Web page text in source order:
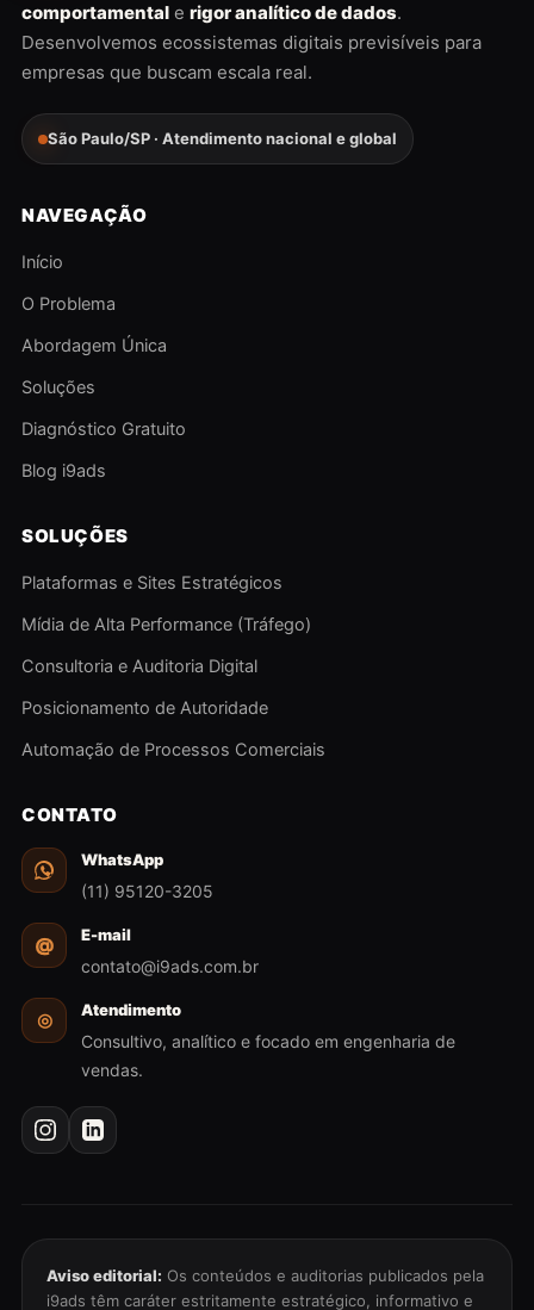
comportamental e rigor analítico de dados.
Desenvolvemos ecossistemas digitais previsíveis para
empresas que buscam escala real.
São Paulo/SP · Atendimento nacional e global
NAVEGAÇÃO
Início
O Problema
Abordagem Única
Soluções
Diagnóstico Gratuito
Blog i9ads
SOLUÇÕES
Plataformas e Sites Estratégicos
Mídia de Alta Performance (Tráfego)
Consultoria e Auditoria Digital
Posicionamento de Autoridade
Automação de Processos Comerciais
CONTATO
WhatsApp
(11) 95120-3205
@ E-mail
contato@i9ads.com.br
◎ Atendimento
Consultivo, analítico e focado em engenharia de
vendas.
Aviso editorial: Os conteúdos e auditorias publicados pela
i9ads têm caráter estritamente estratégico, informativo e